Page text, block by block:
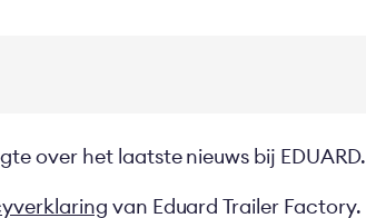
over het laatste nieuws bij EDUARD.
van Eduard Trailer Factory.